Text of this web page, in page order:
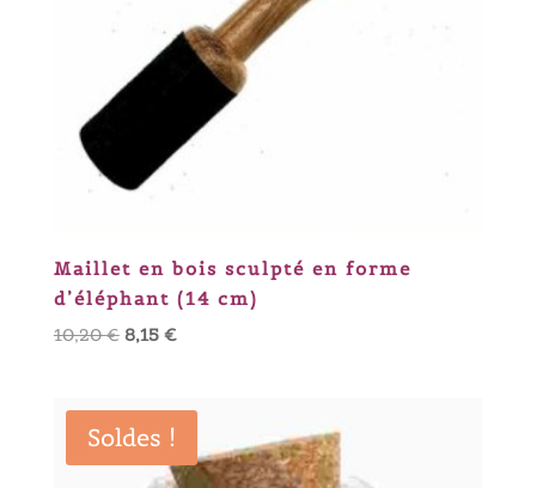
Maillet en bois sculpté en forme
d’éléphant (14 cm)
10,20€ Le
était :
10,20 €.
8,15 €Le
est :
Soldes !